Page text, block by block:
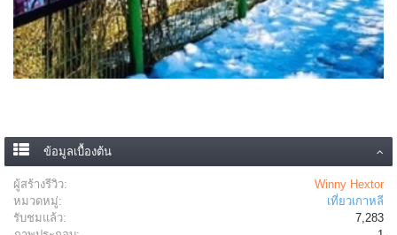
ข้อมูลเบื้องต้น
ผู้สร้างรีวิว:
Winny Hextor
หมวดหมู่:
เที่ยวเกาหลี
รับชมแล้ว:
7,283